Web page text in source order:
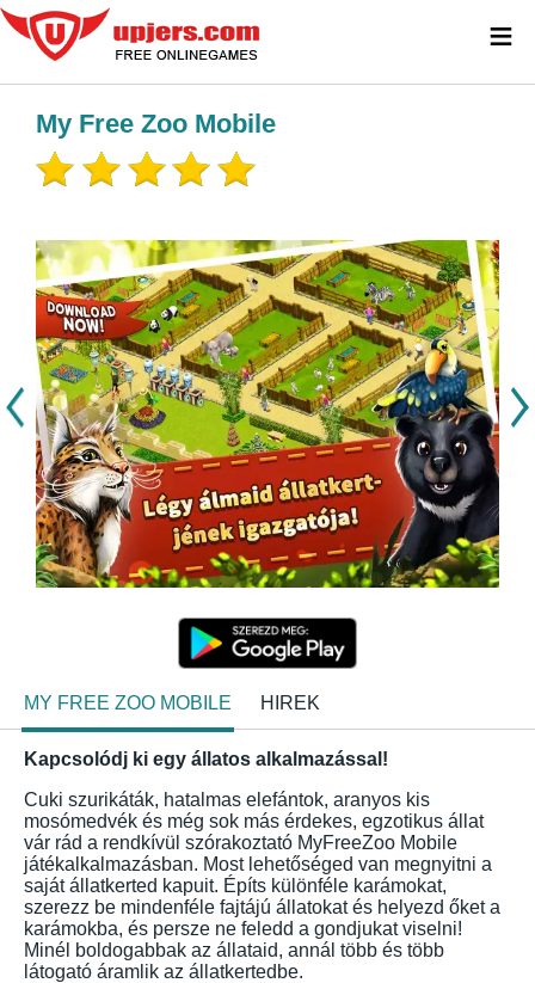
My Free Zoo Mobile
MY FREE ZOO MOBILE HIREK
Kapcsolódj ki egy állatos alkalmazással!
Cuki szurikáták, hatalmas elefántok, aranyos kis
mosómedvék és még sok más érdekes, egzotikus állat
vár rád a rendkívül szórakoztató MyFreeZoo Mobile
játékalkalmazásban. Most lehetőséged van megnyitni a
saját állatkerted kapuit. Építs különféle karámokat,
szerezz be mindenféle fajtájú állatokat és helyezd őket a
karámokba, és persze ne feledd a gondjukat viselni!
Minél boldogabbak az állataid, annál több és több
látogató áramlik az állatkertedbe.
≡